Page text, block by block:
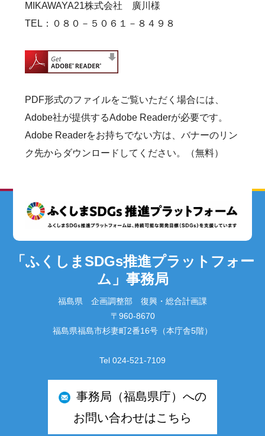
MIKAWAYA21株式会社 廣川様
TEL：０８０－５０６１－８４９８
PDF形式のファイルをご覧いただく場合には、
Adobe社が提供するAdobe Readerが必要です。
Adobe Readerをお持ちでない方は、バナーのリン
ク先からダウンロードしてください。（無料）
「ふくしまSDGs推進プラットフォー
ム」事務局
福島県 企画調整部 復興・総合計画課
〒960-8670
福島県福島市杉妻町2番16号（本庁舎5階）
Tel 024-521-7109
事務局（福島県庁）への
お問い合わせはこちら